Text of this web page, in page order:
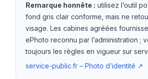
Remarque honnête : utilisez l’outil
fond gris clair conforme, mais ne
visage. Les cabines agréées
ePhoto reconnu par l’administration ;
toujours les règles en vigueur sur
service-public.fr – Photo d’identité ↗